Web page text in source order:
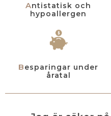
Antistatisk och
hypoallergen
Besparingar under
åratal